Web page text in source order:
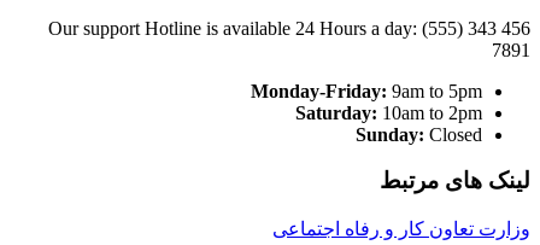
Our support Hotline is available 24 Hours a day: (555) 343 456
7891
Monday-Friday: 9am to 5pm
Saturday: 10am to 2pm
Sunday: Closed
لینک های مرتبط
وزارت تعاون کار و رفاه اجتماعی